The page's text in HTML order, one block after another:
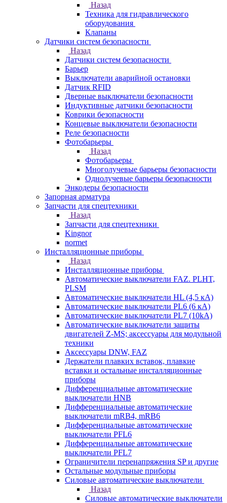
Назад
Техника для гидравлического
оборудования
Клапаны
Датчики систем безопасности
Назад
Датчики систем безопасности
Барьер
Выключатели аварийной остановки
Датчик RFID
Дверные выключатели безопасности
Индуктивные датчики безопасности
Коврики безопасности
Концевые выключатели безопасности
Реле безопасности
Фотобарьеры
Назад
Фотобарьеры
Многолучевые барьеры безопасности
Однолучевые барьеры безопасности
Энкодеры безопасности
Запорная арматура
Запчасти для спецтехники
Назад
Запчасти для спецтехники
Kingnor
normet
Инсталляционные приборы
Назад
Инсталляционные приборы
Автоматические выключатели FAZ. PLHT,
PLSM
Автоматические выключатели HL (4,5 кА)
Автоматические выключатели PL6 (6 кА)
Автоматические выключатели PL7 (10kA)
Автоматические выключатели защиты
двигателей Z-MS; аксессуары для модульной
техники
Аксессуары DNW, FAZ
Держатели плавких вставок, плавкие
вставки и остальные инсталляционные
приборы
Дифференциальные автоматические
выключатели HNB
Дифференциальные автоматические
выключатели mRB4, mRB6
Дифференциальные автоматические
выключатели PFL6
Дифференциальные автоматические
выключатели PFL7
Ограничители перенапряжения SP и другие
Остальные модульные приборы
Силовые автоматические выключатели
Назад
Силовые автоматические выключатели